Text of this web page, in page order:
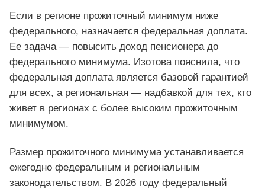
Если в регионе прожиточный минимум ниже
федерального, назначается федеральная доплата.
Ее задача — повысить доход пенсионера до
федерального минимума. Изотова пояснила, что
федеральная доплата является базовой гарантией
для всех, а региональная — надбавкой для тех, кто
живет в регионах с более высоким прожиточным
минимумом.
Размер прожиточного минимума устанавливается
ежегодно федеральным и региональным
законодательством. В 2026 году федеральный